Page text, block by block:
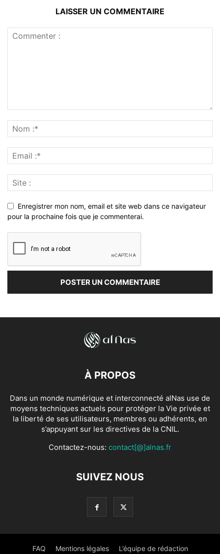
LAISSER UN COMMENTAIRE
Enregistrer mon nom, email et site web dans ce navigateur
pour la prochaine fois que je commenterai.
À PROPOS
Dans un monde numérique et interconnecté alNas use de
moyens techniques actuels pour protéger la Vie privée et
la liberté de ses utilisateurs, membres ou adhérents, en
s’appuyant sur les directives de la CNIL.
Contactez-nous: contact[@]alnas.fr
SUIVEZ NOUS
FAQ Mentions légales L’équipe de rédaction